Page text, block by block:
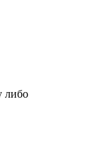
либо